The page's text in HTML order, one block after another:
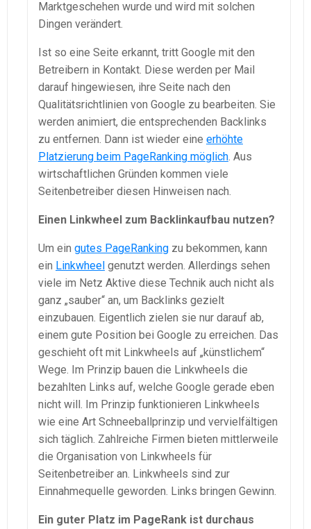
Marktgeschehen wurde und wird mit solchen
Dingen verändert.
Ist so eine Seite erkannt, tritt Google mit den
Betreibern in Kontakt. Diese werden per Mail
darauf hingewiesen, ihre Seite nach den
Qualitätsrichtlinien von Google zu bearbeiten. Sie
werden animiert, die entsprechenden Backlinks
zu entfernen. Dann ist wieder eine erhöhte
Platzierung beim PageRanking möglich. Aus
wirtschaftlichen Gründen kommen viele
Seitenbetreiber diesen Hinweisen nach.
Einen Linkwheel zum Backlinkaufbau nutzen?
Um ein gutes PageRanking zu bekommen, kann
ein Linkwheel genutzt werden. Allerdings sehen
viele im Netz Aktive diese Technik auch nicht als
ganz „sauber“ an, um Backlinks gezielt
einzubauen. Eigentlich zielen sie nur darauf ab,
einem gute Position bei Google zu erreichen. Das
geschieht oft mit Linkwheels auf „künstlichem“
Wege. Im Prinzip bauen die Linkwheels die
bezahlten Links auf, welche Google gerade eben
nicht will. Im Prinzip funktionieren Linkwheels
wie eine Art Schneeballprinzip und vervielfältigen
sich täglich. Zahlreiche Firmen bieten mittlerweile
die Organisation von Linkwheels für
Seitenbetreiber an. Linkwheels sind zur
Einnahmequelle geworden. Links bringen Gewinn.
Ein guter Platz im PageRank ist durchaus